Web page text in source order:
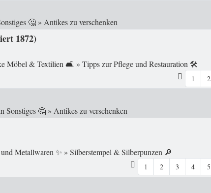
🤔 » Antikes zu verschenken
1872)
Möbel & Textilien 🛋️ » Tipps zur Pflege und Restauration 🛠️
1 2
Sonstiges 🤔 » Antikes zu verschenken
Metallwaren ✨ » Silberstempel & Silberpunzen 🔎
1 2 3 4 5